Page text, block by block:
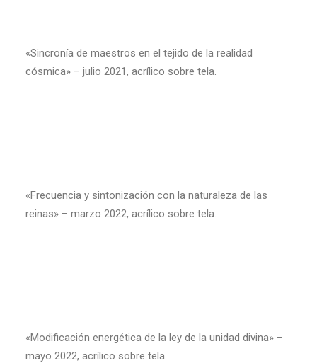
«Sincronía de maestros en el tejido de la realidad
cósmica» – julio 2021, acrílico sobre tela.
«Frecuencia y sintonización con la naturaleza de las
reinas» – marzo 2022, acrílico sobre tela.
«Modificación energética de la ley de la unidad divina» –
mayo 2022, acrílico sobre tela.